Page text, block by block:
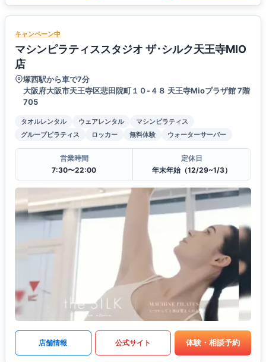
キャンペーン中
マシンピラティススタジオ ザ･シルク天王寺MIO
店
塚西駅から車で7分
大阪府大阪市天王寺区悲田院町１０-４８ 天王寺Mioプラザ館 7階
705
タオルレンタル ウェアレンタル
マシンピラティス
グループピラティス
ロッカー 無料体験 ウォーターサーバー
営業時間
7:30〜22:00
定休日
年末年始（12/29~1/3）
店舗情報 公式サイト 体験・相談予約